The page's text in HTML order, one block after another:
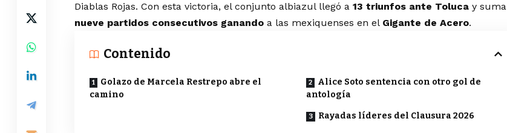
Diablas Rojas. Con esta victoria, el conjunto albiazul llegó a 13 triunfos ante Toluca y suma
nueve partidos consecutivos ganando a las mexiquenses en el Gigante de Acero.
Contenido
Golazo de Marcela Restrepo abre el
camino
Alice Soto sentencia con otro gol de
antología
Rayadas líderes del Clausura 2026